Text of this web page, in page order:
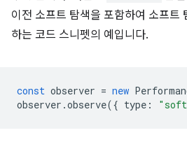
이전 소프트 탐색을 포함하여 소프트
하는 코드 스니펫의 예입니다.
const observer = new
observer .observe({ type :